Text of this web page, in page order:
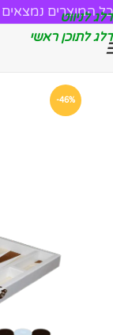
דלג לניווט
דלג לתוכן ראשי
כל המוצרים
-46%